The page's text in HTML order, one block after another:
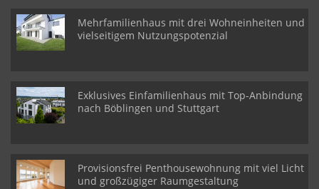
Mehrfamilienhaus mit drei Wohneinheiten und
vielseitigem Nutzungspotenzial
Exklusives Einfamilienhaus mit Top-Anbindung
nach Böblingen und Stuttgart
Provisionsfrei Penthousewohnung mit viel Licht
und großzügiger Raumgestaltung